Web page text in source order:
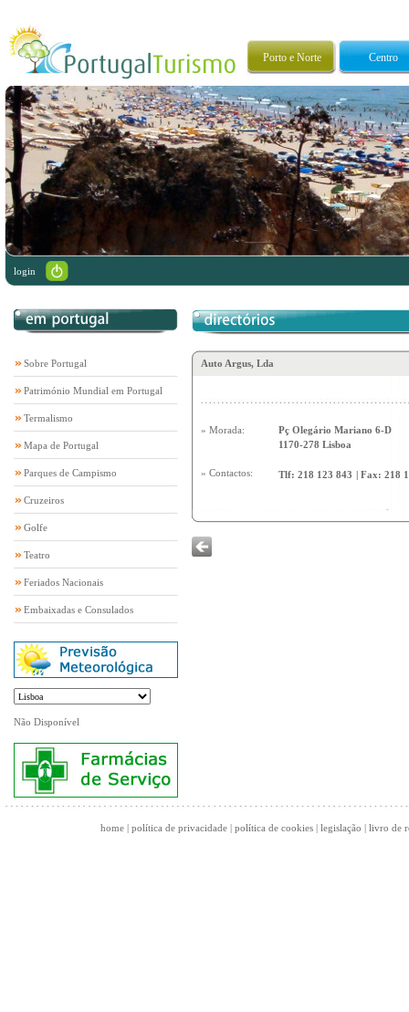
Porto e Norte Centro
login
Sobre Portugal
Património Mundial em Portugal
Termalismo
Mapa de Portugal
Parques de Campismo
Cruzeiros
Golfe
Teatro
Feriados Nacionais
Embaixadas e Consulados
Não Disponível
Auto Argus, Lda
» Morada:
Pç Olegário Mariano 6-D
1170-278 Lisboa
» Contactos: Tlf: 218 123 843 | Fax: 218
home | política de privacidade | política de cookies | legislação | livro de